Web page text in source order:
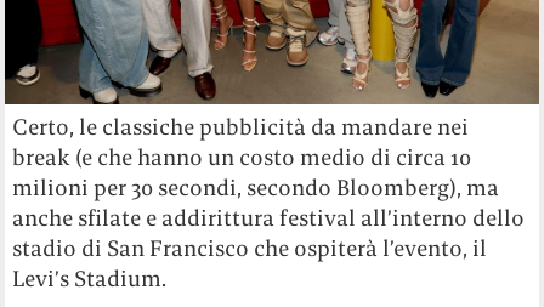
Certo, le classiche pubblicità da mandare nei
break (e che hanno un costo medio di circa 10
milioni per 30 secondi, secondo Bloomberg), ma
anche sfilate e addirittura festival all’interno dello
stadio di San Francisco che ospiterà l’evento, il
Levi’s Stadium.